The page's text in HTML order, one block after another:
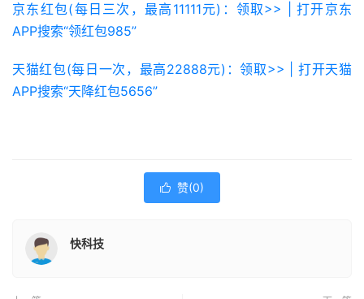
京东红包(每日三次，最高11111元)：领取>> | 打开京东
APP搜索“领红包985”
天猫红包(每日一次，最高22888元)：领取>> | 打开天猫
APP搜索“天降红包5656”
 赞(0)
快科技